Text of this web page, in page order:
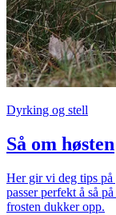
Dyrking og stell
Så om høsten
Her gir vi deg tips på
passer perfekt å så
frosten dukker opp.